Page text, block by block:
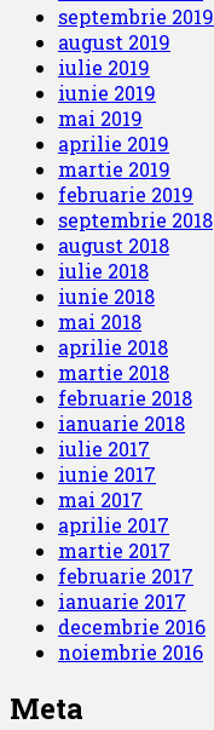
septembrie 2019
august 2019
iulie 2019
iunie 2019
mai 2019
aprilie 2019
martie 2019
februarie 2019
septembrie 2018
august 2018
iulie 2018
iunie 2018
mai 2018
aprilie 2018
martie 2018
februarie 2018
ianuarie 2018
iulie 2017
iunie 2017
mai 2017
aprilie 2017
martie 2017
februarie 2017
ianuarie 2017
decembrie 2016
noiembrie 2016
Meta